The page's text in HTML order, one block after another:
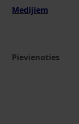
Medijiem
Pievienoties